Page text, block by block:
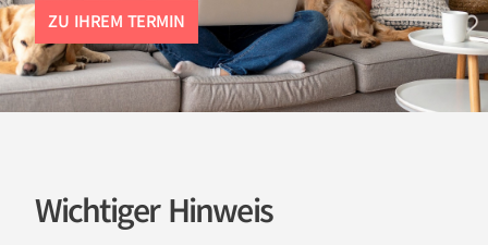
ZU IHREM TERMIN
Wichtiger Hinweis